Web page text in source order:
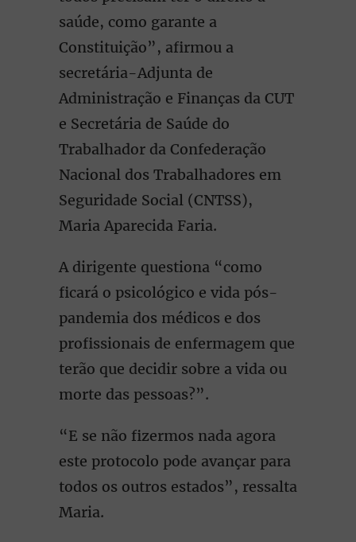
saúde, como garante a
Constituição”, afirmou a
secretária-Adjunta de
Administração e Finanças da CUT
e Secretária de Saúde do
Trabalhador da Confederação
Nacional dos Trabalhadores em
Seguridade Social (CNTSS),
Maria Aparecida Faria.
A dirigente questiona “como
ficará o psicológico e vida pós-
pandemia dos médicos e dos
profissionais de enfermagem que
terão que decidir sobre a vida ou
morte das pessoas?”.
“E se não fizermos nada agora
este protocolo pode avançar para
todos os outros estados”, ressalta
Maria.